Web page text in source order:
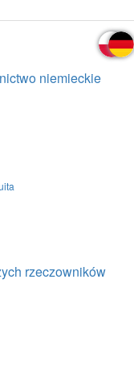
niemieckie
rzeczowników